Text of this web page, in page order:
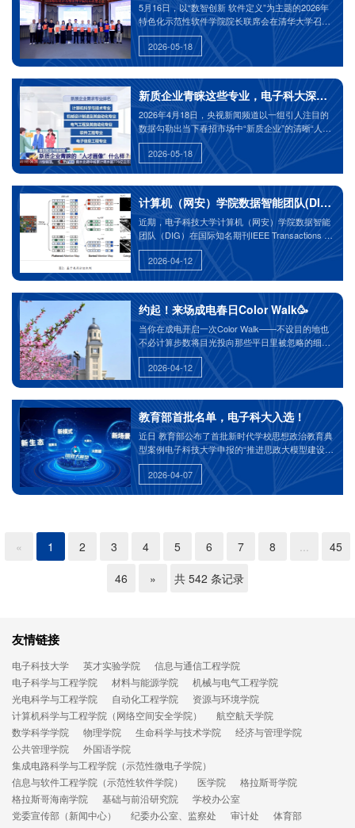
5月16日，以“数智创新 软件定义”为主题的2026年
特色化示范性软件学院院长联席会在清华大学召
开。该会议由教育部高等教育司指导，示范性软件
学院联盟主办，旨在搭建成果展示、学术交流与共
享合作的平台，共同研讨中国特色化软件人才培养
2026-05-18
新质企业青睐这些专业，电子科大深耕布局
2026年4月18日，央视新闻频道以一组引人注目的
数据勾勒出当下春招市场中“新质企业”的清晰“人才
画像”：计算机科学与技术、机械设计制造及其自动
化、电气工程及其自动化、软件工程、电子信息工
程成为企业需求排名前五的专业。
2026-05-18
计算机（网安）学院数据智能团队(DIG)在
近期，电子科技大学计算机（网安）学院数据智能
团队（DIG）在国际知名期刊IEEE Transactions on
Pattern Analysis and Machine Intelligence（T-
PAMI）上发表题为《ATD：Improved Transformer
with Adaptive Token Dictionary for Image
作者，电子科技大学为第一完成单位，顾舒航教授
为通讯作者。
2026-04-12
约起！来场成电春日Color Walk🥳
当你在成电开启一次Color Walk——不设目的地也
不必计算步数将目光投向那些平日里被忽略的细微
之处那些藏在花间、树梢与湖畔的色彩正悄然释放
着治愈的力量请选出你的“当日幸运色”开启这场独
属于春天的Color Walk吧！
2026-04-12
教育部首批名单，电子科大入选！
近日 教育部公布了首批新时代学校思想政治教育典
型案例电子科技大学申报的“推进思政大模型建设开
创高校思政教育新范式”典型案例成功入选
2026-04-07
« 1 2 3 4 5 6 7 8 ...
45
46
» 共 542 条记录
友情链接
电子科技大学 英才实验学院
信息与通信工程学院
电子科学与工程学院
材料与能源学院
机械与电气工程学院
光电科学与工程学院
自动化工程学院
资源与环境学院
计算机科学与工程学院（网络空间安全学院）
航空航天学院
数学科学学院
物理学院 生命科学与技术学院
经济与管理学院
公共管理学院
外国语学院
集成电路科学与工程学院（示范性微电子学院）
信息与软件工程学院（示范性软件学院）
医学院
格拉斯哥学院
格拉斯哥海南学院
基础与前沿研究院
学校办公室
党委宣传部（新闻中心）
纪委办公室、监察处 审计处 体育部